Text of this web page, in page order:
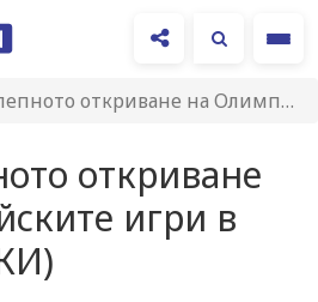
откриване на Олимпийските игри в Рио (СНИМКИ)
откриване
игри в